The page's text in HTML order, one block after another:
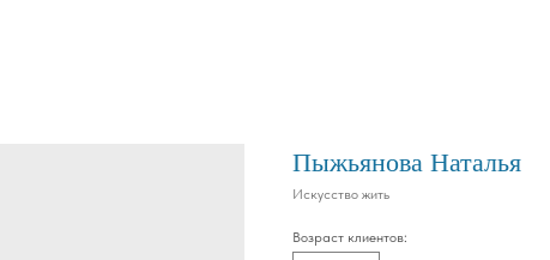
Пыжьянова Наталья
Искусство жить
Возраст клиентов: